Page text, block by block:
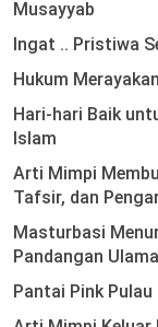
Musayyab
Ingat .. Pristiwa
Hukum
Hari-hari Baik
Islam
Arti Mimpi
Tafsir, dan
Masturbasi
Pandangan Ulama
Pantai Pink